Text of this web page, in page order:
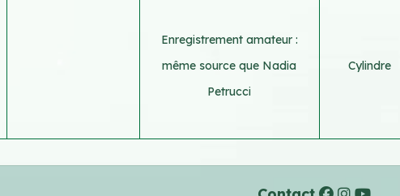
Enregistrement amateur :
même source que Nadia
Petrucci
Cylindre